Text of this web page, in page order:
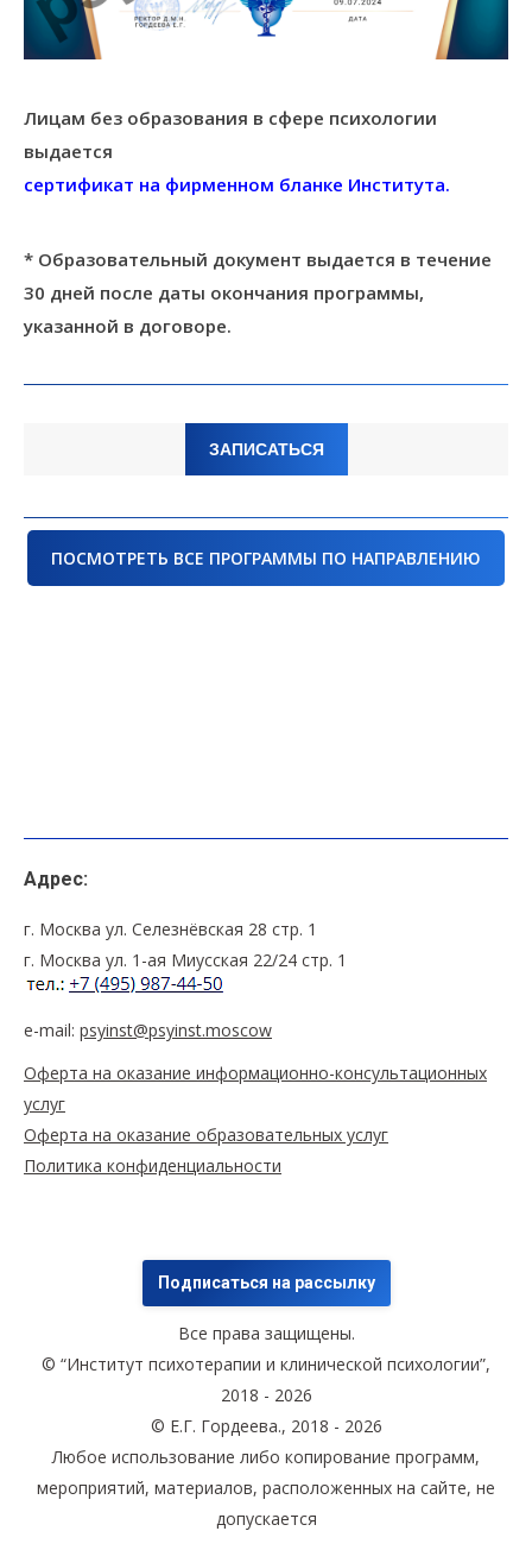
Лицам без образования в сфере психологии
выдается
сертификат на фирменном бланке Института.
* Образовательный документ выдается в течение
30 дней после даты окончания программы,
указанной в договоре.
ЗАПИСАТЬСЯ
ПОСМОТРЕТЬ ВСЕ ПРОГРАММЫ ПО НАПРАВЛЕНИЮ
Адрес:
г. Москва ул. Селезнёвская 28 стр. 1
г. Москва ул. 1-ая Миусская 22/24 стр. 1
e-mail: psyinst@psyinst.moscow
Оферта на оказание информационно-консультационных
услуг
Оферта на оказание образовательных услуг
Политика конфиденциальности
Подписаться на рассылку
Все права защищены.
© “Институт психотерапии и клинической психологии”,
2018 - 2026
© Е.Г. Гордеева., 2018 - 2026
Любое использование либо копирование программ,
мероприятий, материалов, расположенных на сайте, не
допускается